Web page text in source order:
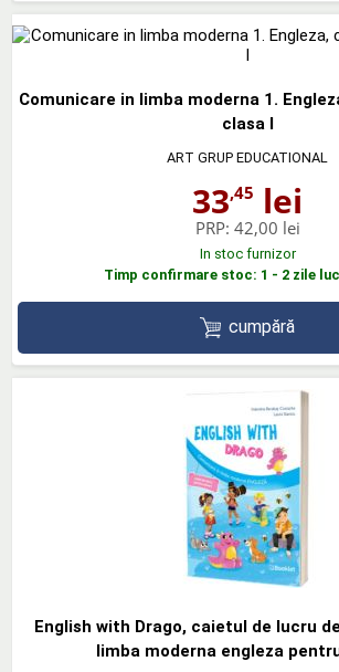
Comunicare in limba moderna 1.
clasa I
ART GRUP EDUCATIONAL
33,45 lei
PRP: 42,00 lei
In stoc furnizor
Timp confirmare stoc: 1 - 2 zile
cumpără
English with Drago, caietul de lucru
limba moderna engleza